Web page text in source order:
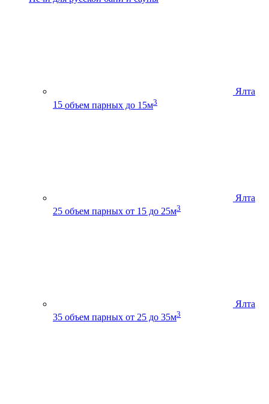
Ялта
15 объем парных до 15м3
Ялта
25 объем парных от 15 до 25м3
Ялта
35 объем парных от 25 до 35м3